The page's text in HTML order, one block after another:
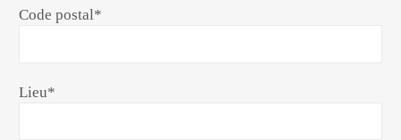
Code postal*
Lieu*